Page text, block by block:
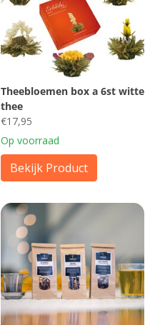
Theebloemen box a 6st witte
thee
€17,95
Op voorraad
Bekijk Product